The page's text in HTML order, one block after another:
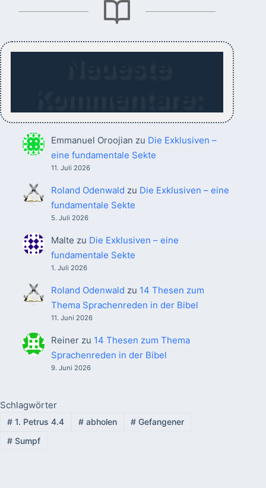
Emmanuel Oroojian zu Die Exklusiven –
eine fundamentale Sekte
11. Juli 2026
Roland Odenwald zu Die Exklusiven – eine
fundamentale Sekte
5. Juli 2026
Malte zu Die Exklusiven – eine
fundamentale Sekte
1. Juli 2026
Roland Odenwald zu 14 Thesen zum
Thema Sprachenreden in der Bibel
11. Juni 2026
Reiner zu 14 Thesen zum Thema
Sprachenreden in der Bibel
9. Juni 2026
Schlagwörter
#1. Petrus 4.4 #abholen # Gefangener
#Sumpf